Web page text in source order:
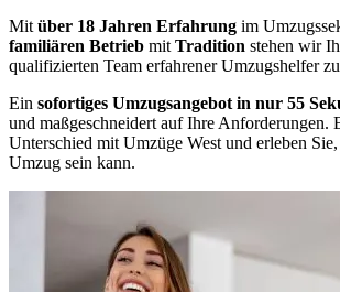
Mit über 18 Jahren Erfahrung im
familiären Betrieb mit Tradition stehen wir
qualifizierten Team erfahrener Umzugshelfer
Ein sofortiges Umzugsangebot in nur 55
und maßgeschneidert auf Ihre Anforderungen.
Unterschied mit Umzüge West und erleben
Umzug sein kann.